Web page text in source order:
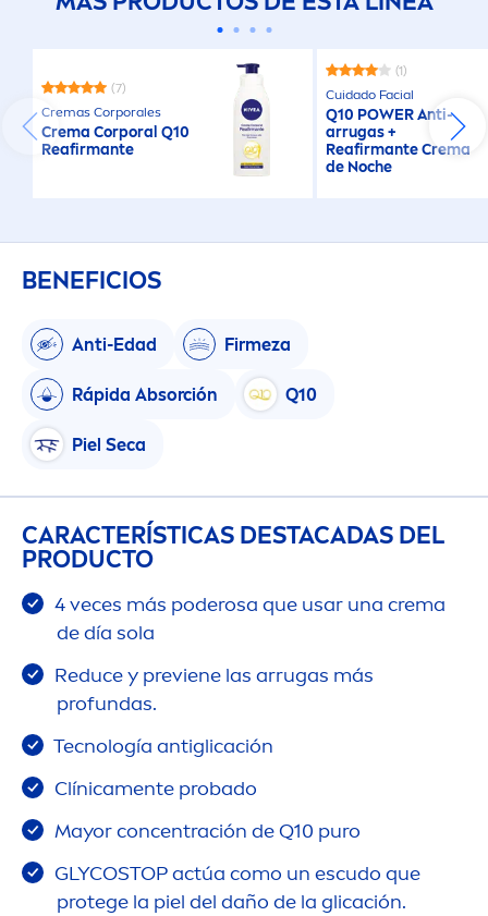
(7)
Cremas Corporales
Crema Corporal Q10
Reafirmante
(1)
Cuidado Facial
Q10 POWER Anti-
arrugas +
Reafirmante Crema
de Noche
BENEFICIOS
Anti-Edad Firmeza
Rápida Absorción Q10
Piel Seca
CARACTERÍSTICAS DESTACADAS DEL
PRODUCTO
4 veces más poderosa que usar una crema
de día sola
Reduce y previene las arrugas más
profundas.
Tecnología antiglicación
Clínicamente probado
Mayor concentración de Q10 puro
GLYCOSTOP actúa como un escudo que
protege la piel del daño de la glicación.